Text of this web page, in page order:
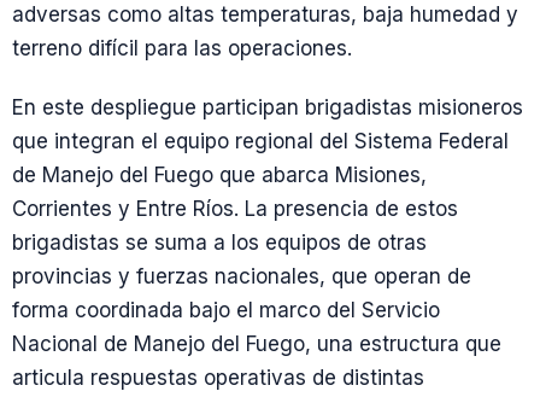
adversas como altas temperaturas, baja humedad y
terreno difícil para las operaciones.
En este despliegue participan brigadistas misioneros
que integran el equipo regional del Sistema Federal
de Manejo del Fuego que abarca Misiones,
Corrientes y Entre Ríos. La presencia de estos
brigadistas se suma a los equipos de otras
provincias y fuerzas nacionales, que operan de
forma coordinada bajo el marco del Servicio
Nacional de Manejo del Fuego, una estructura que
articula respuestas operativas de distintas